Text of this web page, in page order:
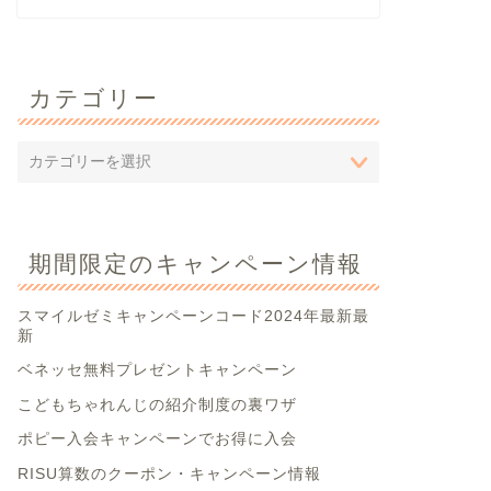
カテゴリー
期間限定のキャンペーン情報
スマイルゼミキャンペーンコード2024年最新最
新
ベネッセ無料プレゼントキャンペーン
こどもちゃれんじの紹介制度の裏ワザ
ポピー入会キャンペーンでお得に入会
RISU算数のクーポン・キャンペーン情報